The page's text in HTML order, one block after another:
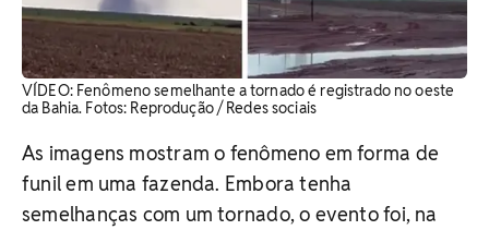
VÍDEO: Fenômeno semelhante a tornado é registrado no oeste
da Bahia. ​Fotos: Reprodução / Redes sociais
As imagens mostram o fenômeno em forma de
funil em uma fazenda. Embora tenha
semelhanças com um tornado, o evento foi, na